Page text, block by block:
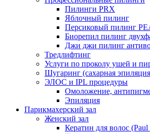
Пилинги PRX
Яблочный пилинг
Персиковый пилинг
Биорепил пилинг
Джи джи пилинг
Тредлифтинг
Услуги по проколу ушей и
Шугаринг (сахарная
ЭЛОС и IPL процедуры
Омоложение,
Эпиляция
Парикмахерский зал
Женский зал
Кератин для волос